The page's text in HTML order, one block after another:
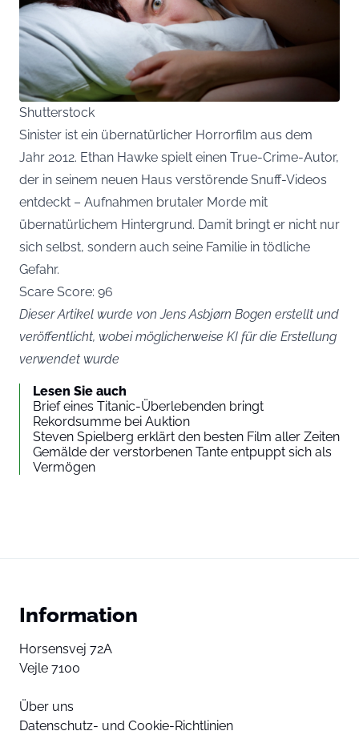
Shutterstock
Sinister ist ein übernatürlicher Horrorfilm aus dem
Jahr 2012. Ethan Hawke spielt einen True-Crime-Autor,
der in seinem neuen Haus verstörende Snuff-Videos
entdeckt – Aufnahmen brutaler Morde mit
übernatürlichem Hintergrund. Damit bringt er nicht nur
sich selbst, sondern auch seine Familie in tödliche
Gefahr.
Scare Score: 96
Dieser Artikel wurde von Jens Asbjørn Bogen erstellt und
veröffentlicht, wobei möglicherweise KI für die Erstellung
verwendet wurde
Lesen Sie auch
Brief eines Titanic-Überlebenden bringt
Rekordsumme bei Auktion
Steven Spielberg erklärt den besten Film aller Zeiten
Gemälde der verstorbenen Tante entpuppt sich als
Vermögen
Information
Horsensvej 72A
Vejle 7100
Über uns
Datenschutz- und Cookie-Richtlinien